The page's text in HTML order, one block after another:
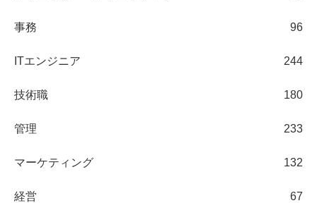
事務 96
ITエンジニア 244
技術職 180
管理 233
マーケティング 132
経営 67